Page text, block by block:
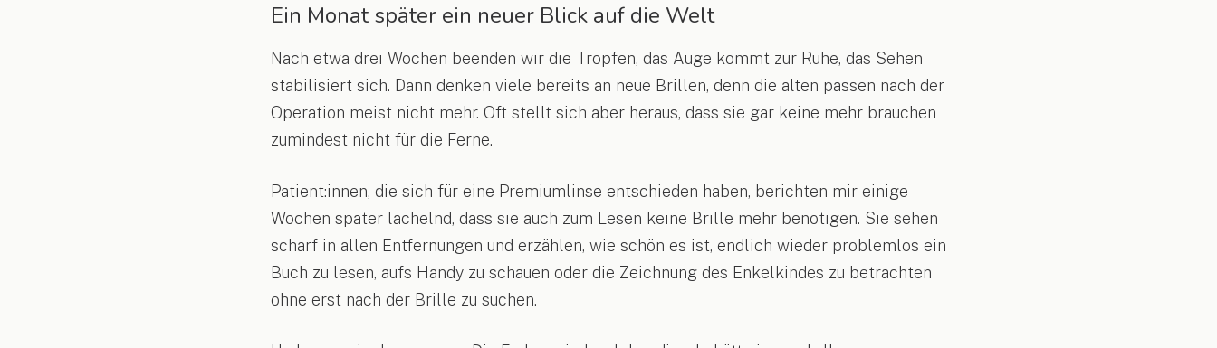
Ein Monat später ein neuer Blick auf die Welt
Nach etwa drei Wochen beenden wir die Tropfen, das Auge kommt zur Ruhe, das Sehen
stabilisiert sich. Dann denken viele bereits an neue Brillen, denn die alten passen nach der
Operation meist nicht mehr. Oft stellt sich aber heraus, dass sie gar keine mehr brauchen
zumindest nicht für die Ferne.
Patient:innen, die sich für eine Premiumlinse entschieden haben, berichten mir einige
Wochen später lächelnd, dass sie auch zum Lesen keine Brille mehr benötigen. Sie sehen
scharf in allen Entfernungen und erzählen, wie schön es ist, endlich wieder problemlos ein
Buch zu lesen, aufs Handy zu schauen oder die Zeichnung des Enkelkindes zu betrachten
ohne erst nach der Brille zu suchen.